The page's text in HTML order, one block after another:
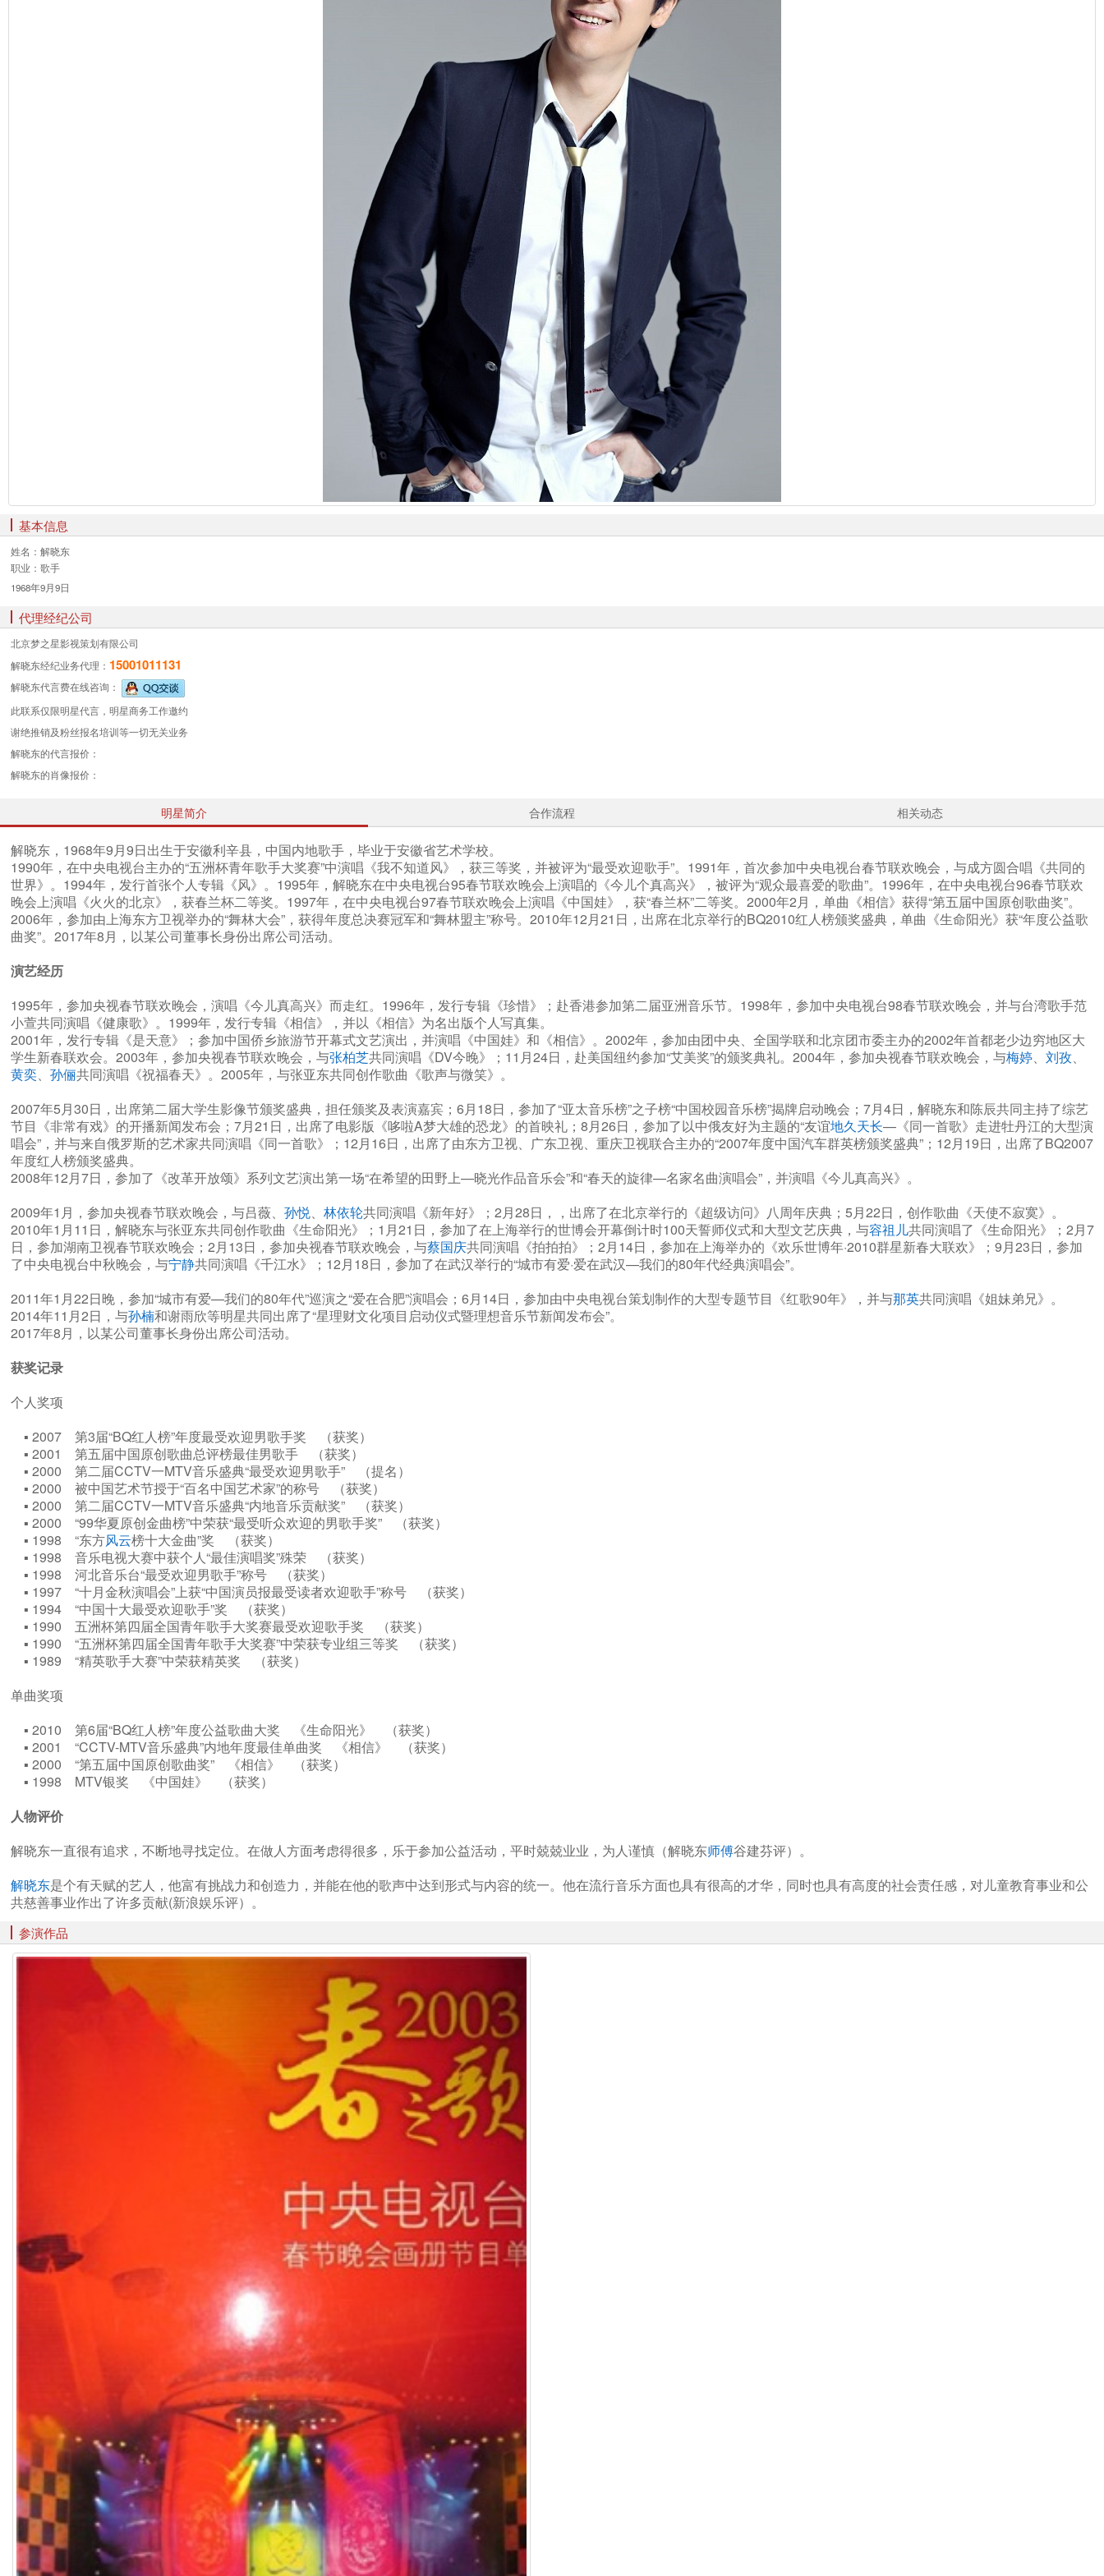
基本信息
姓名： 解晓东
职业： 歌手
1968年9月9日
代理经纪公司
北京梦之星影视策划有限公司
解晓东经纪业务代理： 15001011131
解晓东代言费在线咨询：
此联系仅限明星代言，明星商务工作邀约
谢绝推销及粉丝报名培训等一切无关业务
解晓东的代言报价：
解晓东的肖像报价：
明星简介 合作流程 相关动态
解晓东，1968年9月9日出生于安徽利辛县，中国内地歌手，毕业于安徽省艺术学校。
1990年，在中央电视台主办的“五洲杯青年歌手大奖赛”中演唱《我不知道风》，获三等奖，并被评为“最受欢迎歌手”。1991年，首次参加中央电视台春节联欢晚会，与成方圆合唱《共同的
世界》。1994年，发行首张个人专辑《风》。1995年，解晓东在中央电视台95春节联欢晚会上演唱的《今儿个真高兴》，被评为“观众最喜爱的歌曲”。1996年，在中央电视台96春节联欢
晚会上演唱《火火的北京》，获春兰杯二等奖。1997年，在中央电视台97春节联欢晚会上演唱《中国娃》，获“春兰杯”二等奖。2000年2月，单曲《相信》获得“第五届中国原创歌曲奖”。
2006年，参加由上海东方卫视举办的“舞林大会”，获得年度总决赛冠军和“舞林盟主”称号。2010年12月21日，出席在北京举行的BQ2010红人榜颁奖盛典，单曲《生命阳光》获“年度公益歌
曲奖”。2017年8月，以某公司董事长身份出席公司活动。
演艺经历
1995年，参加央视春节联欢晚会，演唱《今儿真高兴》而走红。1996年，发行专辑《珍惜》；赴香港参加第二届亚洲音乐节。1998年，参加中央电视台98春节联欢晚会，并与台湾歌手范
小萱共同演唱《健康歌》。1999年，发行专辑《相信》，并以《相信》为名出版个人写真集。
2001年，发行专辑《是天意》；参加中国侨乡旅游节开幕式文艺演出，并演唱《中国娃》和《相信》。2002年，参加由团中央、全国学联和北京团市委主办的2002年首都老少边穷地区大
学生新春联欢会。2003年，参加央视春节联欢晚会，与张柏芝共同演唱《DV今晚》；11月24日，赴美国纽约参加“艾美奖”的颁奖典礼。2004年，参加央视春节联欢晚会，与梅婷、 刘孜、
黄奕、 孙俪共同演唱《祝福春天》。2005年，与张亚东共同创作歌曲《歌声与微笑》。
2007年5月30日，出席第二届大学生影像节颁奖盛典，担任颁奖及表演嘉宾；6月18日，参加了“亚太音乐榜”之子榜“中国校园音乐榜”揭牌启动晚会；7月4日，解晓东和陈辰共同主持了综艺
节目《非常有戏》的开播新闻发布会；7月21日，出席了电影版《哆啦A梦大雄的恐龙》的首映礼；8月26日，参加了以中俄友好为主题的“友谊地久天长—《同一首歌》走进牡丹江的大型演
唱会”，并与来自俄罗斯的艺术家共同演唱《同一首歌》；12月16日，出席了由东方卫视、广东卫视、重庆卫视联合主办的“2007年度中国汽车群英榜颁奖盛典”；12月19日，出席了BQ2007
年度红人榜颁奖盛典。
2008年12月7日，参加了《改革开放颂》系列文艺演出第一场“在希望的田野上—晓光作品音乐会”和“春天的旋律—名家名曲演唱会”，并演唱《今儿真高兴》。
2009年1月，参加央视春节联欢晚会，与吕薇、 孙悦、 林依轮共同演唱《新年好》；2月28日，，出席了在北京举行的《超级访问》八周年庆典；5月22日，创作歌曲《天使不寂寞》。
2010年1月11日，解晓东与张亚东共同创作歌曲《生命阳光》；1月21日，参加了在上海举行的世博会开幕倒计时100天誓师仪式和大型文艺庆典，与容祖儿共同演唱了《生命阳光》；2月7
日，参加湖南卫视春节联欢晚会；2月13日，参加央视春节联欢晚会，与蔡国庆共同演唱《拍拍拍》；2月14日，参加在上海举办的《欢乐世博年·2010群星新春大联欢》；9月23日，参加
了中央电视台中秋晚会，与宁静共同演唱《千江水》；12月18日，参加了在武汉举行的“城市有爱·爱在武汉—我们的80年代经典演唱会”。
2011年1月22日晚，参加“城市有爱—我们的80年代”巡演之“爱在合肥”演唱会；6月14日，参加由中央电视台策划制作的大型专题节目《红歌90年》，并与那英共同演唱《姐妹弟兄》。
2014年11月2日，与孙楠和谢雨欣等明星共同出席了“星理财文化项目启动仪式暨理想音乐节新闻发布会”。
2017年8月，以某公司董事长身份出席公司活动。
获奖记录
个人奖项
▪ 2007 第3届“BQ红人榜”年度最受欢迎男歌手奖 （获奖）
▪ 2001 第五届中国原创歌曲总评榜最佳男歌手 （获奖）
▪ 2000 第二届CCTV一MTV音乐盛典“最受欢迎男歌手” （提名）
▪ 2000 被中国艺术节授于“百名中国艺术家”的称号 （获奖）
▪ 2000 第二届CCTV一MTV音乐盛典“内地音乐贡献奖” （获奖）
▪ 2000 “99华夏原创金曲榜”中荣获“最受听众欢迎的男歌手奖” （获奖）
▪ 1998 “东方风云榜十大金曲”奖 （获奖）
▪ 1998 音乐电视大赛中获个人“最佳演唱奖”殊荣 （获奖）
▪ 1998 河北音乐台“最受欢迎男歌手”称号 （获奖）
▪ 1997 “十月金秋演唱会”上获“中国演员报最受读者欢迎歌手”称号 （获奖）
▪ 1994 “中国十大最受欢迎歌手”奖 （获奖）
▪ 1990 五洲杯第四届全国青年歌手大奖赛最受欢迎歌手奖 （获奖）
▪ 1990 “五洲杯第四届全国青年歌手大奖赛”中荣获专业组三等奖 （获奖）
▪ 1989 “精英歌手大赛”中荣获精英奖 （获奖）
单曲奖项
▪ 2010 第6届“BQ红人榜”年度公益歌曲大奖 《生命阳光》 （获奖）
▪ 2001 “CCTV-MTV音乐盛典”内地年度最佳单曲奖 《相信》 （获奖）
▪ 2000 “第五届中国原创歌曲奖” 《相信》 （获奖）
▪ 1998 MTV银奖 《中国娃》 （获奖）
人物评价
解晓东一直很有追求，不断地寻找定位。在做人方面考虑得很多，乐于参加公益活动，平时兢兢业业，为人谨慎（解晓东师傅谷建芬评）。
解晓东是个有天赋的艺人，他富有挑战力和创造力，并能在他的歌声中达到形式与内容的统一。他在流行音乐方面也具有很高的才华，同时也具有高度的社会责任感，对儿童教育事业和公
共慈善事业作出了许多贡献(新浪娱乐评）。
参演作品